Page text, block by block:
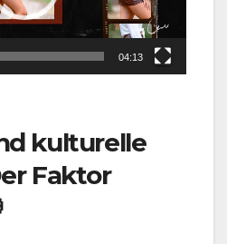
04:13
kulturelle
Faktor